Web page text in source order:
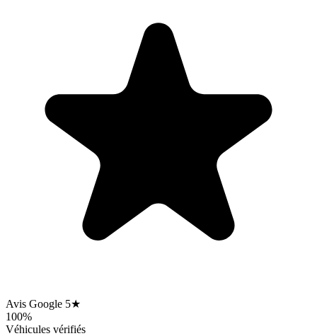
Avis Google 5★
100%
Véhicules vérifiés